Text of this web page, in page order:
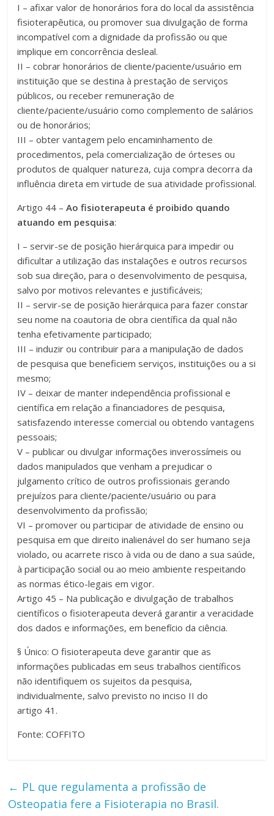
I – afixar valor de honorários fora do local da assistência
fisioterapêutica, ou promover sua divulgação de forma
incompatível com a dignidade da profissão ou que
implique em concorrência desleal.
II – cobrar honorários de cliente/paciente/usuário em
instituição que se destina à prestação de serviços
públicos, ou receber remuneração de
cliente/paciente/usuário como complemento de salários
ou de honorários;
III – obter vantagem pelo encaminhamento de
procedimentos, pela comercialização de órteses ou
produtos de qualquer natureza, cuja compra decorra da
influência direta em virtude de sua atividade profissional.
Artigo 44 –Ao fisioterapeuta é proibido quando
atuando em pesquisa:
I – servir-se de posição hierárquica para impedir ou
dificultar a utilização das instalações e outros recursos
sob sua direção, para o desenvolvimento de pesquisa,
salvo por motivos relevantes e justificáveis;
II – servir-se de posição hierárquica para fazer constar
seu nome na coautoria de obra científica da qual não
tenha efetivamente participado;
III – induzir ou contribuir para a manipulação de dados
de pesquisa que beneficiem serviços, instituições ou a si
mesmo;
IV – deixar de manter independência profissional e
científica em relação a financiadores de pesquisa,
satisfazendo interesse comercial ou obtendo vantagens
pessoais;
V – publicar ou divulgar informações inverossímeis ou
dados manipulados que venham a prejudicar o
julgamento crítico de outros profissionais gerando
prejuízos para cliente/paciente/usuário ou para
desenvolvimento da profissão;
VI – promover ou participar de atividade de ensino ou
pesquisa em que direito inalienável do ser humano seja
violado, ou acarrete risco à vida ou de dano a sua saúde,
à participação social ou ao meio ambiente respeitando
as normas ético-legais em vigor.
Artigo 45 – Na publicação e divulgação de trabalhos
científicos o fisioterapeuta deverá garantir a veracidade
dos dados e informações, em benefício da ciência.
§ Único: O fisioterapeuta deve garantir que as
informações publicadas em seus trabalhos científicos
não identifiquem os sujeitos da pesquisa,
individualmente, salvo previsto no inciso II do
artigo 41.
Fonte: COFFITO
← PL que regulamenta a profissão de
Osteopatia fere a Fisioterapia no Brasil.